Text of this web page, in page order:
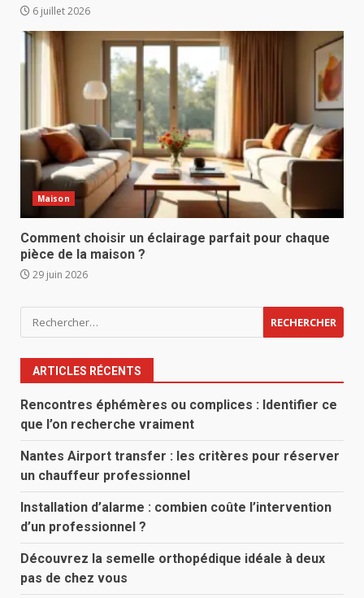
6 juillet 2026
Maison
Comment choisir un éclairage parfait pour chaque
pièce de la maison ?
29 juin 2026
Rechercher :
ARTICLES RÉCENTS
Rencontres éphémères ou complices : Identifier ce
que l’on recherche vraiment
Nantes Airport transfer : les critères pour réserver
un chauffeur professionnel
Installation d’alarme : combien coûte l’intervention
d’un professionnel ?
Découvrez la semelle orthopédique idéale à deux
pas de chez vous